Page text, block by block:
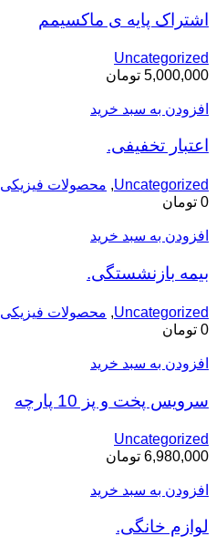
اشتراک پایه ی ماکسیمم
Uncategorized
5,000,000 تومان
افزودن به سبد خرید
اعتبار تخفیفی.
Uncategorized
, محصولات فیزیکی
0 تومان
افزودن به سبد خرید
بیمه بازنشستگی.
Uncategorized
, محصولات فیزیکی
0 تومان
افزودن به سبد خرید
سرویس پخت و پز 10 پارچه
Uncategorized
6,980,000 تومان
افزودن به سبد خرید
لوازم خانگی.